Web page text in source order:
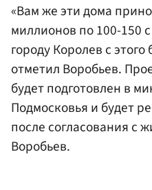
«Вам же эти дома
миллионов по 100-150
городу Королев с
отметил Воробьев.
будет подготовлен в
Подмосковья и будет
после согласования с
Воробьев.